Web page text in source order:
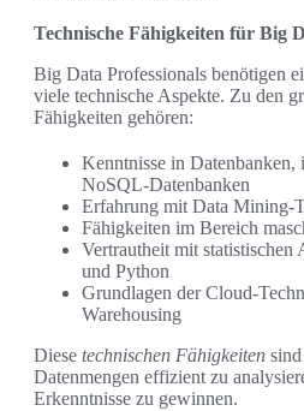
Technische Fähigkeiten für Big
Big Data Professionals benötigen
viele technische Aspekte. Zu den
Fähigkeiten gehören:
Kenntnisse in Datenbanken,
NoSQL-Datenbanken
Erfahrung mit Data Mining-
Fähigkeiten im Bereich
Vertrautheit mit statistischen
und Python
Grundlagen der Cloud-
Warehousing
Diese technischen Fähigkeiten
Datenmengen effizient zu
Erkenntnisse zu gewinnen.